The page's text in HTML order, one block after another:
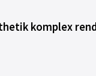
komplex